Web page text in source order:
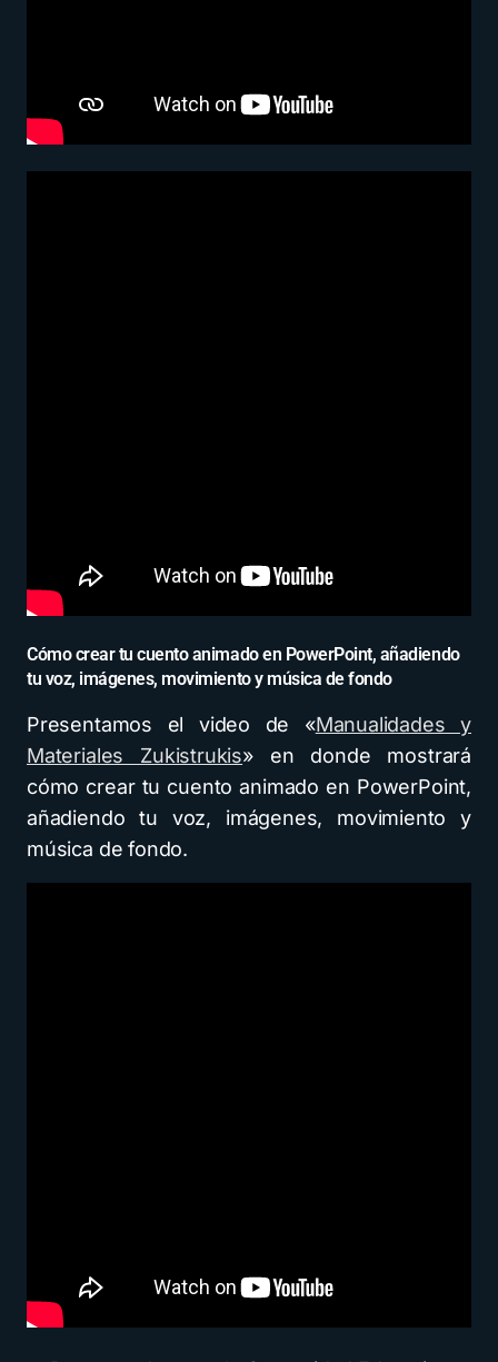
Cómo crear tu cuento animado en PowerPoint, añadiendo
tu voz, imágenes, movimiento y música de fondo
Presentamos el video de «Manualidades y
Materiales Zukistrukis» en donde mostrará
cómo crear tu cuento animado en PowerPoint,
añadiendo tu voz, imágenes, movimiento y
música de fondo.